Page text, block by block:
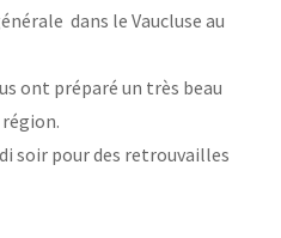
dans le Vaucluse au
ont préparé un très beau
soir pour des retrouvailles